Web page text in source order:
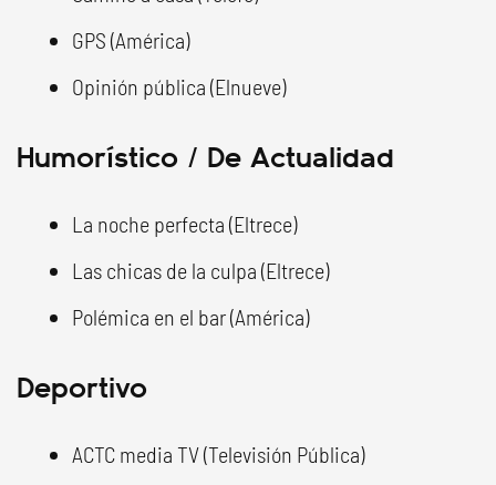
GPS (América)
Opinión pública (Elnueve)
Humorístico / De Actualidad
La noche perfecta (Eltrece)
Las chicas de la culpa (Eltrece)
Polémica en el bar (América)
Deportivo
ACTC media TV (Televisión Pública)